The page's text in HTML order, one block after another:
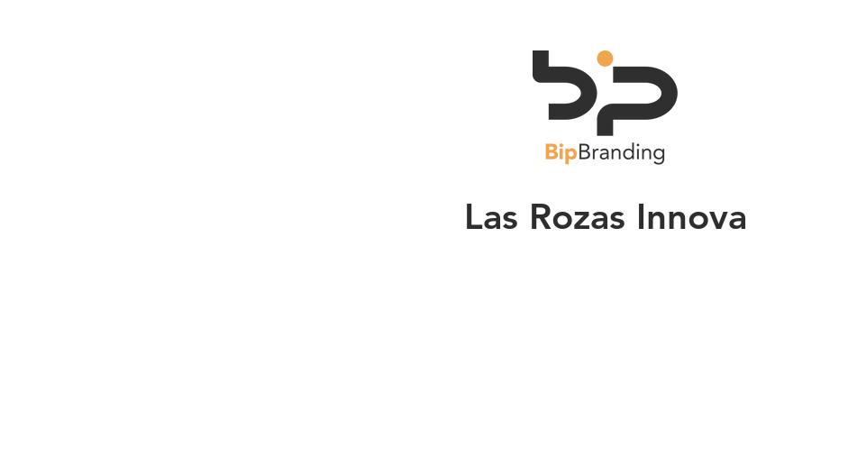
Las Rozas Innova